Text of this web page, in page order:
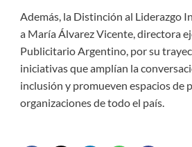
Además, la Distinción al Liderazgo
a María Álvarez Vicente, directora
Publicitario Argentino, por su
iniciativas que amplían la
inclusión y promueven espacios de
organizaciones de todo el país.